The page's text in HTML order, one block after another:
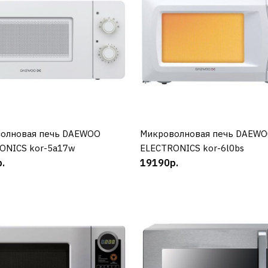
88362р.
КУПИТЬ
Культиватор
65790р.
КУПИТЬ
печь DAEWOO
kor-5a17w
КУПИТЬ
Микроволновая печь
ELECTRONICS kor-6l0bs
19190р.